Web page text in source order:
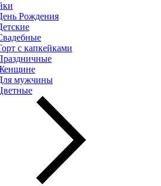
Рождения
с капкейками
мужчины